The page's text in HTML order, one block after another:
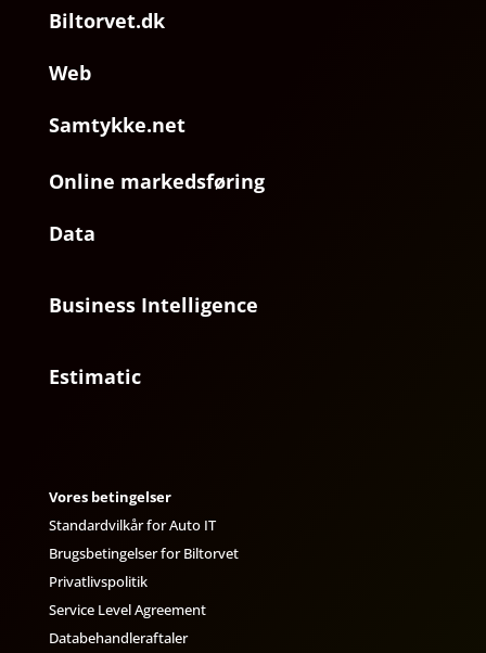
Biltorvet.dk
Web
Samtykke.net
Online markedsføring
Data
Business Intelligence
Estimatic
Vores betingelser
Standardvilkår for Auto IT
Brugsbetingelser for Biltorvet
Privatlivspolitik
Service Level Agreement
Databehandleraftaler